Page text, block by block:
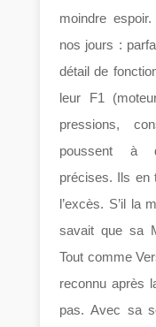
moindre
nos jours :
détail de
leur F1
pressions,
poussent à
précises. Ils en
l’excès. S’il la
savait que sa
Tout comme
reconnu après
pas. Avec sa